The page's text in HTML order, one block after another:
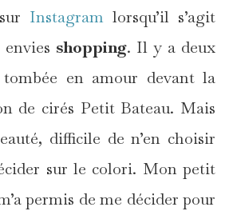
Instagram lorsqu’il s’agit
shopping. Il y a deux
tombée en amour devant la
de cirés Petit Bateau. Mais
difficile de n’en choisir
sur le colori. Mon petit
permis de me décider pour